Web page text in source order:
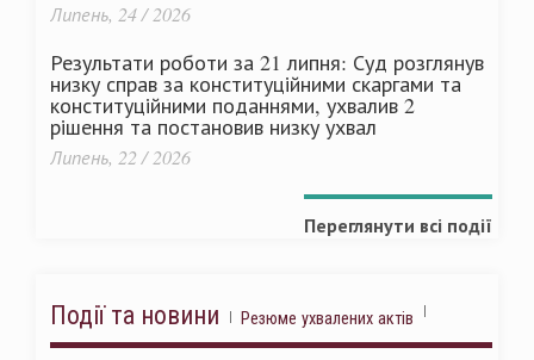
Липень, 24 / 2026
Результати роботи за 21 липня: Суд розглянув
низку справ за конституційними скаргами та
конституційними поданнями, ухвалив 2
рішення та постановив низку ухвал
Липень, 22 / 2026
Переглянути всі події
Події та новини Резюме ухвалених актів